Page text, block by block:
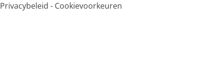
o
r
Privacybeleid - Cookievoorkeuren